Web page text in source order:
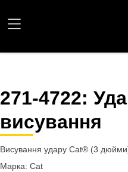
271-4722:
висування
Висування удару Cat® (3
Марка: Cat